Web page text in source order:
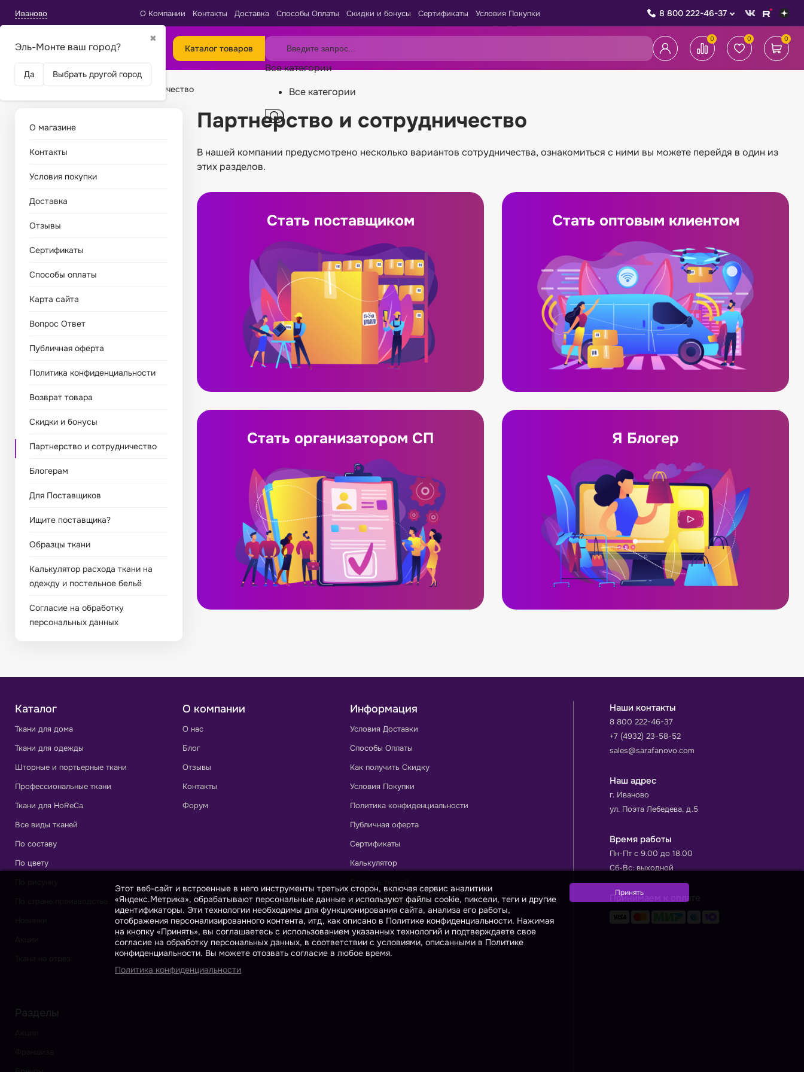
Иваново
✖
Эль-Монте ваш город?
Да Выбрать другой город
О Компании Контакты Доставка Способы Оплаты Скидки и бонусы Сертификаты Условия Покупки 8 800 222-46-37
Каталог товаров
Все категории
Все категории
0 0 0
Партнерство и сотрудничество
О магазине
Контакты
Условия покупки
Доставка
Отзывы
Сертификаты
Способы оплаты
Карта сайта
Вопрос Ответ
Публичная оферта
Политика конфиденциальности
Возврат товара
Скидки и бонусы
Партнерство и сотрудничество
Блогерам
Для Поставщиков
Ищите поставщика?
Образцы ткани
Калькулятор расхода ткани на
одежду и постельное бельё
Согласие на обработку
персональных данных
Партнерство и сотрудничество
В нашей компании предусмотрено несколько вариантов сотрудничества, ознакомиться с ними вы можете перейдя в один из
этих разделов.
Стать поставщиком Стать оптовым клиентом
Стать организатором СП Я Блогер
Каталог
Ткани для дома
Ткани для одежды
Шторные и портьерные ткани
Профессиональные ткани
Ткани для HoReCa
Все виды тканей
По составу
По цвету
О компании
О нас
Блог
Отзывы
Контакты
Форум
Информация
Условия Доставки
Способы Оплаты
Как получить Скидку
Условия Покупки
Политика конфиденциальности
Публичная оферта
Сертификаты
Калькулятор
Каталог ГОСТов и ТУ
Разделы
Наши контакты
8 800 222-46-37
+7 (4932) 23-58-52
sales@sarafanovo.com
Наш адрес
г. Иваново
ул. Поэта Лебедева, д.5
Время работы
Пн-Пт с 9.00 до 18.00
Сб-Вс: выходной
Принимаем к оплате
Этот веб-сайт и встроенные в него инструменты третьих сторон, включая сервис аналитики
«Яндекс.Метрика», обрабатывают персональные данные и используют файлы cookie, пиксели, теги и другие
идентификаторы. Эти технологии необходимы для функционирования сайта, анализа его работы,
отображения персонализированного контента, итд, как описано в Политике конфиденциальности. Нажимая
на кнопку «Принять», вы соглашаетесь с использованием указанных технологий и подтверждаете свое
согласие на обработку персональных данных, в соответствии с условиями, описанными в Политике
конфиденциальности. Вы можете отозвать согласие в любое время.
Политика конфиденциальности